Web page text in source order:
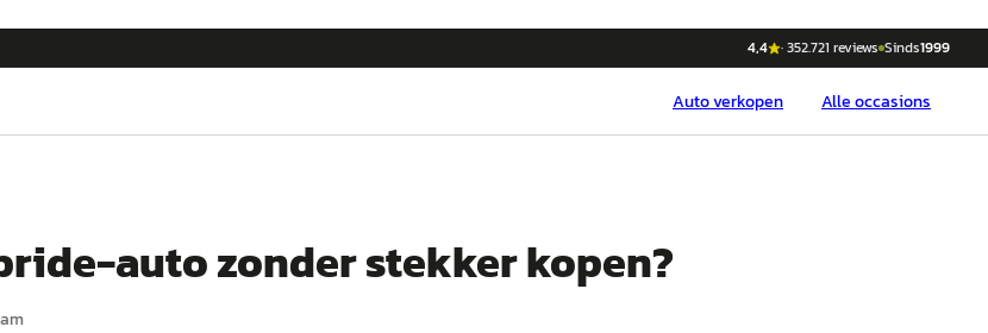
4,4 ·352.721 reviews Sinds1999
Autoverkopen Alle occasions
auto zonder stekker kopen?